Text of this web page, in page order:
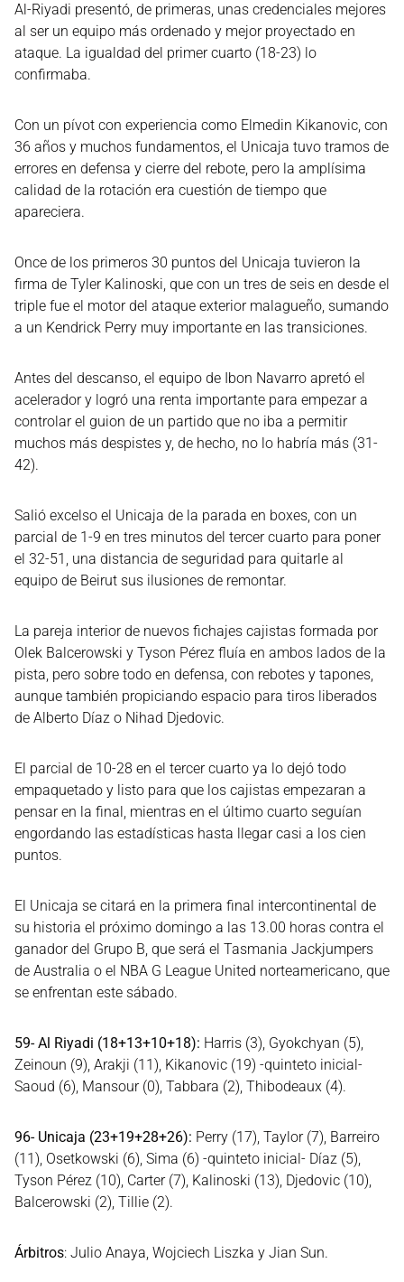
Al-Riyadi presentó, de primeras, unas credenciales mejores
al ser un equipo más ordenado y mejor proyectado en
ataque. La igualdad del primer cuarto (18-23) lo
confirmaba.
Con un pívot con experiencia como Elmedin Kikanovic, con
36 años y muchos fundamentos, el Unicaja tuvo tramos de
errores en defensa y cierre del rebote, pero la amplísima
calidad de la rotación era cuestión de tiempo que
apareciera.
Once de los primeros 30 puntos del Unicaja tuvieron la
firma de Tyler Kalinoski, que con un tres de seis en desde el
triple fue el motor del ataque exterior malagueño, sumando
a un Kendrick Perry muy importante en las transiciones.
Antes del descanso, el equipo de Ibon Navarro apretó el
acelerador y logró una renta importante para empezar a
controlar el guion de un partido que no iba a permitir
muchos más despistes y, de hecho, no lo habría más (31-
42).
Salió excelso el Unicaja de la parada en boxes, con un
parcial de 1-9 en tres minutos del tercer cuarto para poner
el 32-51, una distancia de seguridad para quitarle al
equipo de Beirut sus ilusiones de remontar.
La pareja interior de nuevos fichajes cajistas formada por
Olek Balcerowski y Tyson Pérez fluía en ambos lados de la
pista, pero sobre todo en defensa, con rebotes y tapones,
aunque también propiciando espacio para tiros liberados
de Alberto Díaz o Nihad Djedovic.
El parcial de 10-28 en el tercer cuarto ya lo dejó todo
empaquetado y listo para que los cajistas empezaran a
pensar en la final, mientras en el último cuarto seguían
engordando las estadísticas hasta llegar casi a los cien
puntos.
El Unicaja se citará en la primera final intercontinental de
su historia el próximo domingo a las 13.00 horas contra el
ganador del Grupo B, que será el Tasmania Jackjumpers
de Australia o el NBA G League United norteamericano, que
se enfrentan este sábado.
59- Al Riyadi (18+13+10+18): Harris (3), Gyokchyan (5),
Zeinoun (9), Arakji (11), Kikanovic (19) -quinteto inicial-
Saoud (6), Mansour (0), Tabbara (2), Thibodeaux (4).
96- Unicaja (23+19+28+26): Perry (17), Taylor (7), Barreiro
(11), Osetkowski (6), Sima (6) -quinteto inicial- Díaz (5),
Tyson Pérez (10), Carter (7), Kalinoski (13), Djedovic (10),
Balcerowski (2), Tillie (2).
Árbitros: Julio Anaya, Wojciech Liszka y Jian Sun.